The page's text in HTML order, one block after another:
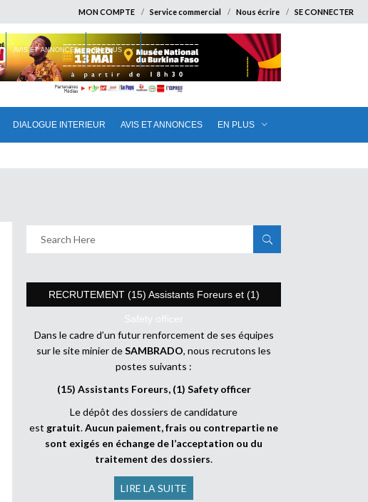
MON COMPTE Service commercial Nous écrire SE CONNECTER
DIALOGUE INTERIEUR AVIS ET ANNONCES EN PLUS
AVIS ET ANNONCES EN PLUS
RECRUTEMENT (15) Assistants Foreurs et (1)
Safety officer
Dans le cadre d’un futur renforcement de ses équipes
sur le site minier deSAMBRADO, nous recrutons les
postes suivants :
(15) Assistants Foreurs, (1) Safety officer
Le dépôt des dossiers de candidature
est gratuit.Aucun paiement, frais ou contrepartie ne
sont exigés en échange de l’acceptation ou du
traitement des dossiers.
LIRE LA SUITE